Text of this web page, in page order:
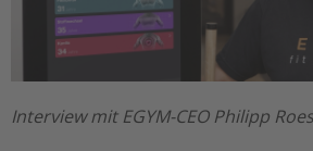
Interview mit EGYM-CEO Philipp